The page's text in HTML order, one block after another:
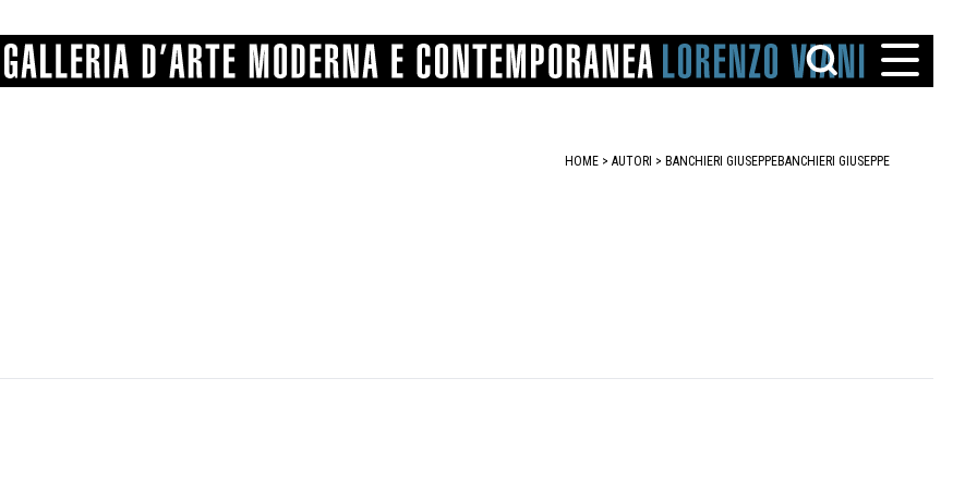
PROVENIENZE VARIE
HOME > AUTORI > BANCHIERI GIUSEPPEBANCHIERI GIUSEPPE